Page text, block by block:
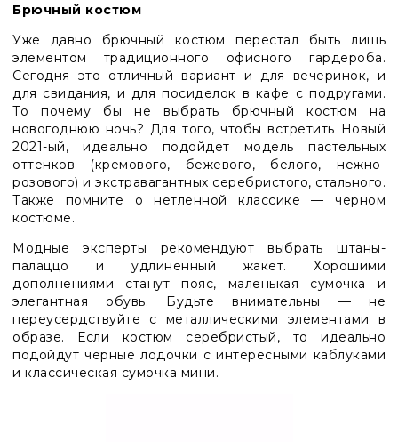
Брючный костюм
Уже давно брючный костюм перестал быть лишь
элементом традиционного офисного гардероба.
Сегодня это отличный вариант и для вечеринок, и
для свидания, и для посиделок в кафе с подругами.
То почему бы не выбрать брючный костюм на
новогоднюю ночь? Для того, чтобы встретить Новый
2021-ый, идеально подойдет модель пастельных
оттенков (кремового, бежевого, белого, нежно-
розового) и экстравагантных серебристого, стального.
Также помните о нетленной классике— черном
костюме.
Модные эксперты рекомендуют выбрать штаны-
палаццо и удлиненный жакет. Хорошими
дополнениями станут пояс, маленькая сумочка и
элегантная обувь. Будьте внимательны — не
переусердствуйте с металлическими элементами в
образе. Если костюм серебристый, то идеально
подойдут черные лодочки с интересными каблуками
и классическая сумочка мини.